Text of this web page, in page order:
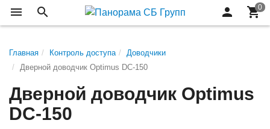
Главная Контроль доступа
Доводчики
Дверной доводчик Optimus DC-150
Дверной доводчик Optimus
DC-150